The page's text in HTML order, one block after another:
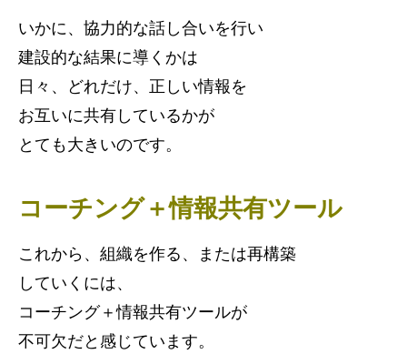
いかに、協力的な話し合いを行い
建設的な結果に導くかは
日々、どれだけ、正しい情報を
お互いに共有しているかが
とても大きいのです。
コーチング＋情報共有ツール
これから、組織を作る、または再構築
していくには、
コーチング＋情報共有ツールが
不可欠だと感じています。